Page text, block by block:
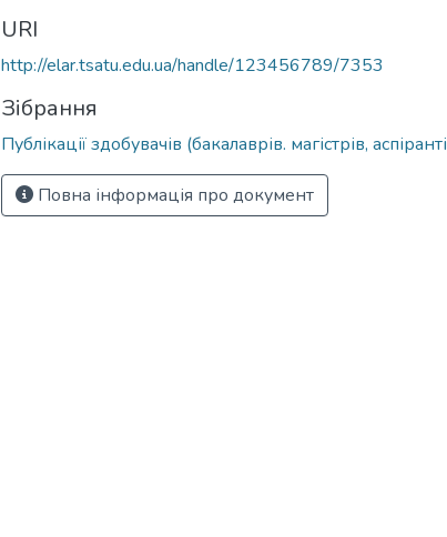
URI
http://elar.tsatu.edu.ua/handle/123456789/7353
Зібрання
Публікації здобувачів (бакалаврів. магістрів,
Повна інформація про документ